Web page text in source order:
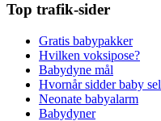
Top trafik-sider
Gratis babypakker
Hvilken voksipose?
Babydyne mål
Hvornår sidder baby
Neonate babyalarm
Babydyner